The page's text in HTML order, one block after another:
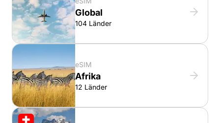
Global
104 Länder
eSIM
Afrika
12 Länder